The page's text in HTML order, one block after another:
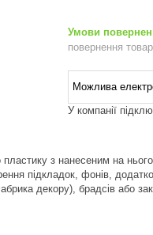
повернення
У компанії
з нанесеним на
підкладок, фонів,
декору), брадсів або